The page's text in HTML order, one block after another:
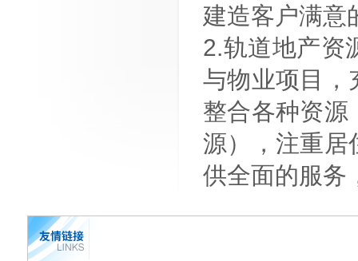
建造客户满意
2.轨道地产资
与物业项目，
整合各种资源
源），注重居
供全面的服务